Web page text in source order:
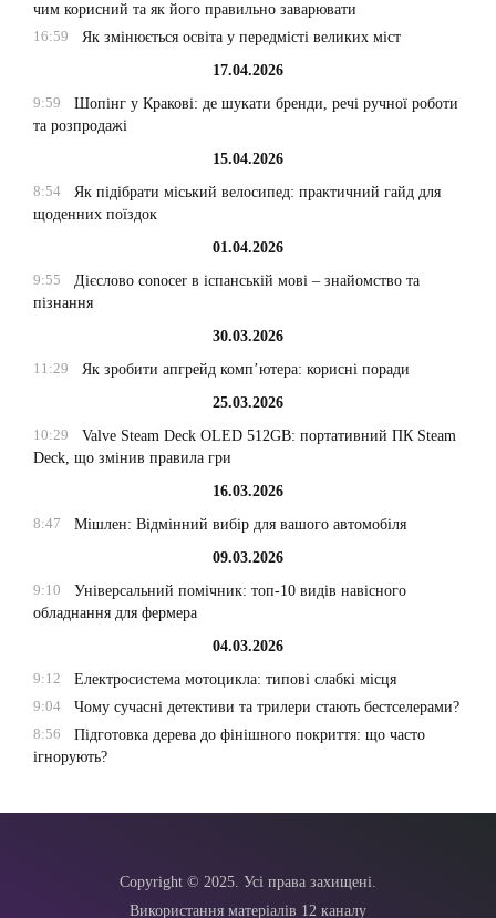
чим корисний та як його правильно заварювати
16:59
Як змінюється освіта у передмісті великих міст
17.04.2026
9:59
Шопінг у Кракові: де шукати бренди, речі ручної роботи
та розпродажі
15.04.2026
8:54
Як підібрати міський велосипед: практичний гайд для
щоденних поїздок
01.04.2026
9:55
Дієслово conocer в іспанській мові – знайомство та
пізнання
30.03.2026
11:29
Як зробити апгрейд комп’ютера: корисні поради
25.03.2026
10:29
Valve Steam Deck OLED 512GB: портативний ПК Steam
Deck, що змінив правила гри
16.03.2026
8:47
Мішлен: Відмінний вибір для вашого автомобіля
09.03.2026
9:10
Універсальний помічник: топ-10 видів навісного
обладнання для фермера
04.03.2026
9:12
Електросистема мотоцикла: типові слабкі місця
9:04
Чому сучасні детективи та трилери стають бестселерами?
8:56
Підготовка дерева до фінішного покриття: що часто
ігнорують?
Copyright © 2025. Усі права захищені.
Використання матеріалів 12 каналу